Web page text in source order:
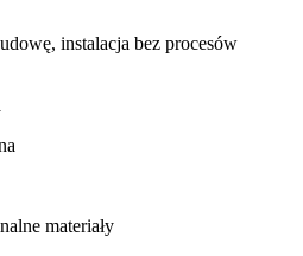
instalacja bez procesów
materiały